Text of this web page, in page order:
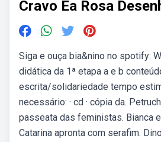
Cravo Ea Rosa
Siga e ouça bia&nino no spotify:
didática da 1ª etapa a e b
escrita/solidariedade tempo
necessário: · cd · cópia da.
passeata das feministas. Bianca
Catarina apronta com serafim.